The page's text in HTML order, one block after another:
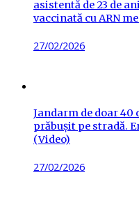
asistentă de 23 de
vaccinată cu ARN
Posted
27/02/2026
Jandarm de doar 40
prăbușit pe stradă.
(Video)
Posted
27/02/2026